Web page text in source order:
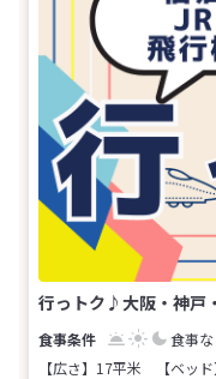
行っトク♪大阪・神
食事な
【広さ】17平米
【ベッ